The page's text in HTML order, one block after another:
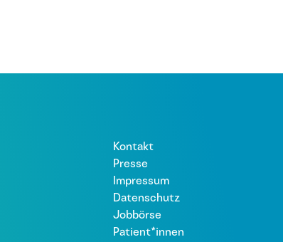
Kontakt
Presse
Impressum
Datenschutz
Jobbörse
Patient*innen